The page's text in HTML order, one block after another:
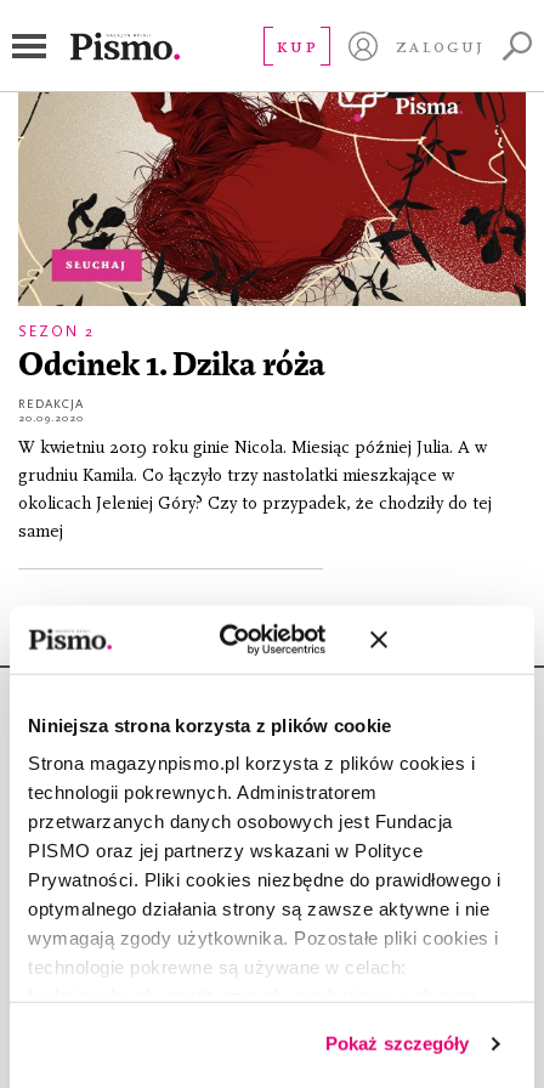
Niniejsza strona korzysta z plików cookie
Strona magazynpismo.pl korzysta z plików cookies i
technologii pokrewnych. Administratorem
przetwarzanych danych osobowych jest Fundacja
PISMO oraz jej partnerzy wskazani w Polityce
Prywatności. Pliki cookies niezbędne do prawidłowego i
optymalnego działania strony są zawsze aktywne i nie
wymagają zgody użytkownika. Pozostałe pliki cookies i
technologie pokrewne są używane w celach:
dobrowolną zgodę na pliki cookies i technologie
pokrewne, zgadzasz się na przechowywanie informacji
Pokaż szczegóły
KUP ZALOGUJ
SEZON 2
Odcinek 1. Dzika róża
REDAKCJA
20.09.2020
W kwietniu 2019 roku ginie Nicola. Miesiąc później Julia. A w
grudniu Kamila. Co łączyło trzy nastolatki mieszkające w
okolicach Jeleniej Góry? Czy to przypadek, że chodziły do tej
samej
Copyright © Fundacja Pismo
O „PIŚMIE”